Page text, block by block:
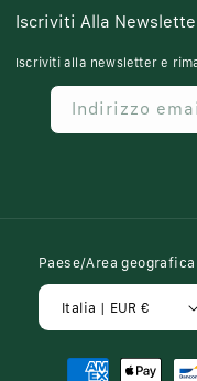
Iscriviti Alla
Iscriviti alla newsletter e
Indirizzo
Paese/Area geografica
Italia | EUR €
Metodi